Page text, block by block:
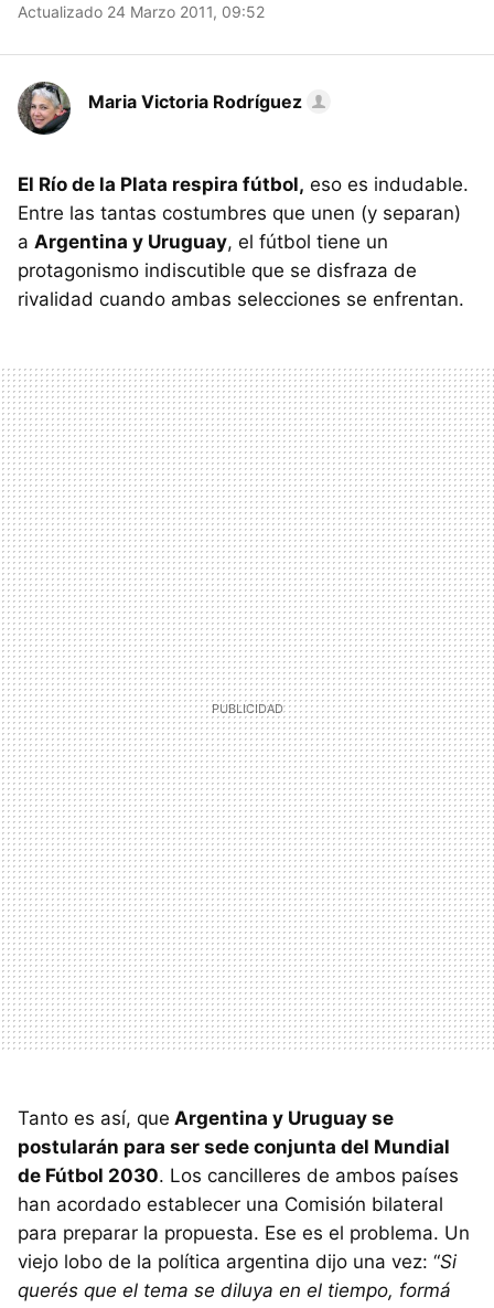
Actualizado 24 Marzo 2011, 09:52
Maria Victoria Rodríguez
El Río de la Plata respira fútbol, eso es indudable.
Entre las tantas costumbres que unen (y separan)
a Argentina y Uruguay, el fútbol tiene un
protagonismo indiscutible que se disfraza de
rivalidad cuando ambas selecciones se enfrentan.
Tanto es así, que Argentina y Uruguay se
postularán para ser sede conjunta del Mundial
de Fútbol 2030. Los cancilleres de ambos países
han acordado establecer una Comisión bilateral
para preparar la propuesta. Ese es el problema. Un
viejo lobo de la política argentina dijo una vez: “Si
querés que el tema se diluya en el tiempo, formá